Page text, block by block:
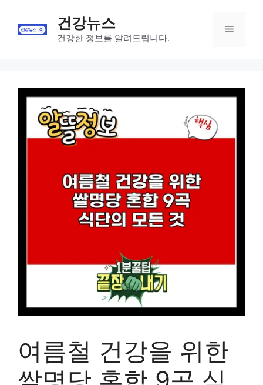
content
건강뉴스
건강한 정보를 알려드립니다.
Menu
여름철 건강을 위한